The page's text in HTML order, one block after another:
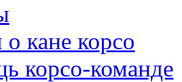
о кане корсо
корсо-команде